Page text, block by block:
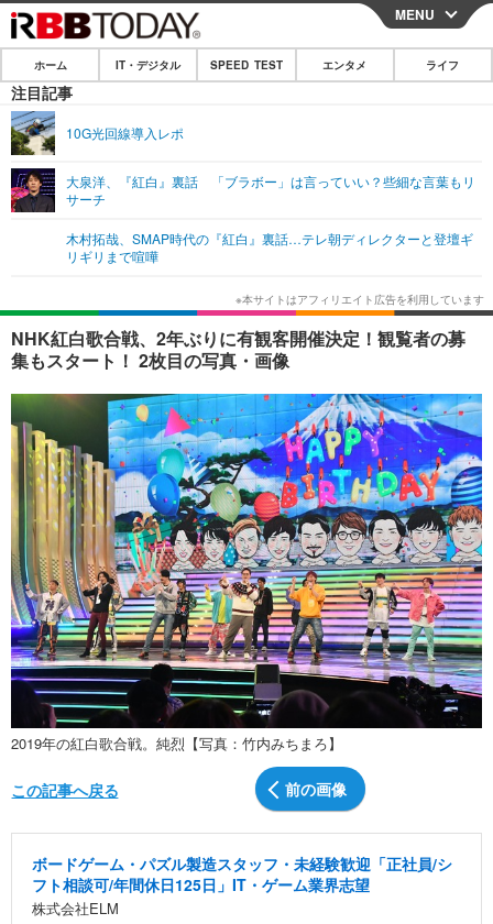
CLOSE
ホーム
IT・デジタル
ショッピング その他
SPEED TEST
エンタメ
エンタメTOP
韓国・芸能
音楽 スポーツ
ショッピング その他
ライフ
ライフTOP グルメ
ペット ショッピング
その他
リリース一覧
プッシュ通知の停止方法
MENU
ホーム IT・デジタル SPEED TEST エンタメ ライフ
注目記事
10G光回線導入レポ
大泉洋、『紅白』裏話 「ブラボー」は言っていい？些細な言葉もリ
サーチ
木村拓哉、SMAP時代の『紅白』裏話…テレ朝ディレクターと登壇ギ
リギリまで喧嘩
NHK紅白歌合戦、2年ぶりに有観客開催決定！観覧者の募
集もスタート！ 2枚目の写真・画像
2019年の紅白歌合戦。純烈【写真：竹内みちまろ】
前の画像
この記事へ戻る
ボードゲーム・パズル製造スタッフ・未経験歓迎「正社員/シ
フト相談可/年間休日125日」IT・ゲーム業界志望
株式会社ELM